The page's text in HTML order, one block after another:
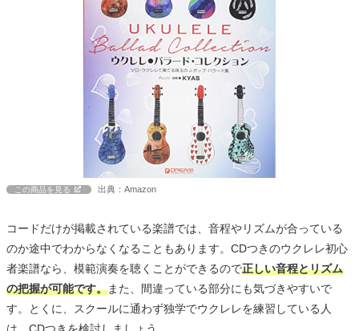
この商品を見る 出典：Amazon
コードだけが掲載されている楽譜では、音程やリズムが合っている
のか途中でわからなくなることもあります。CDつきのウクレレ初心
者楽譜なら、模範演奏を聴くことができるので正しい音程とリズム
の把握が可能です。また、間違っている部分にも気づきやすいで
す。とくに、スクールに通わず独学でウクレレを練習している人
は、CDつきを検討しましょう。